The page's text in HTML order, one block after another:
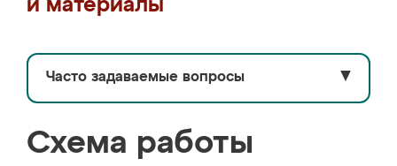
и материалы
Часто задаваемые вопросы ▼
Схема работы